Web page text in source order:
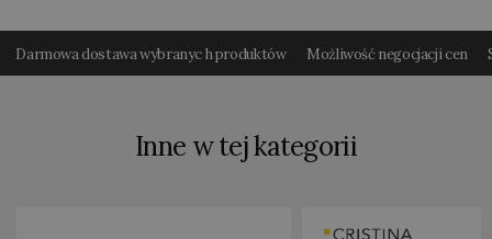
Darmowa dostawa wybranyc h produktów Możliwość negocjacji cen
Inne w tej kategorii